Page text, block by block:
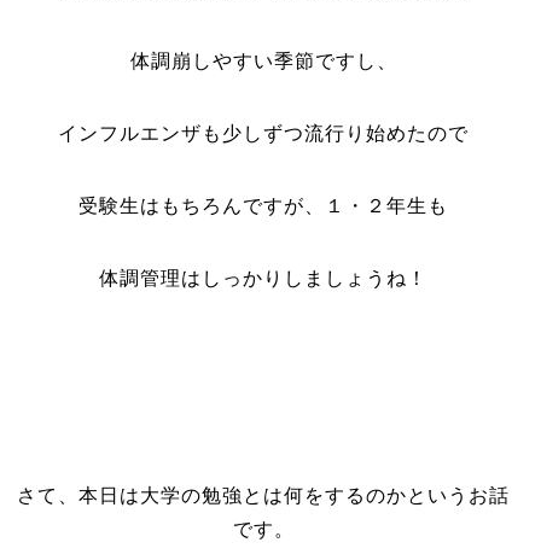
体調崩しやすい季節ですし、
インフルエンザも少しずつ流行り始めたので
受験生はもちろんですが、１・２年生も
体調管理はしっかりしましょうね！
さて、本日は大学の勉強とは何をするのかというお話
です。